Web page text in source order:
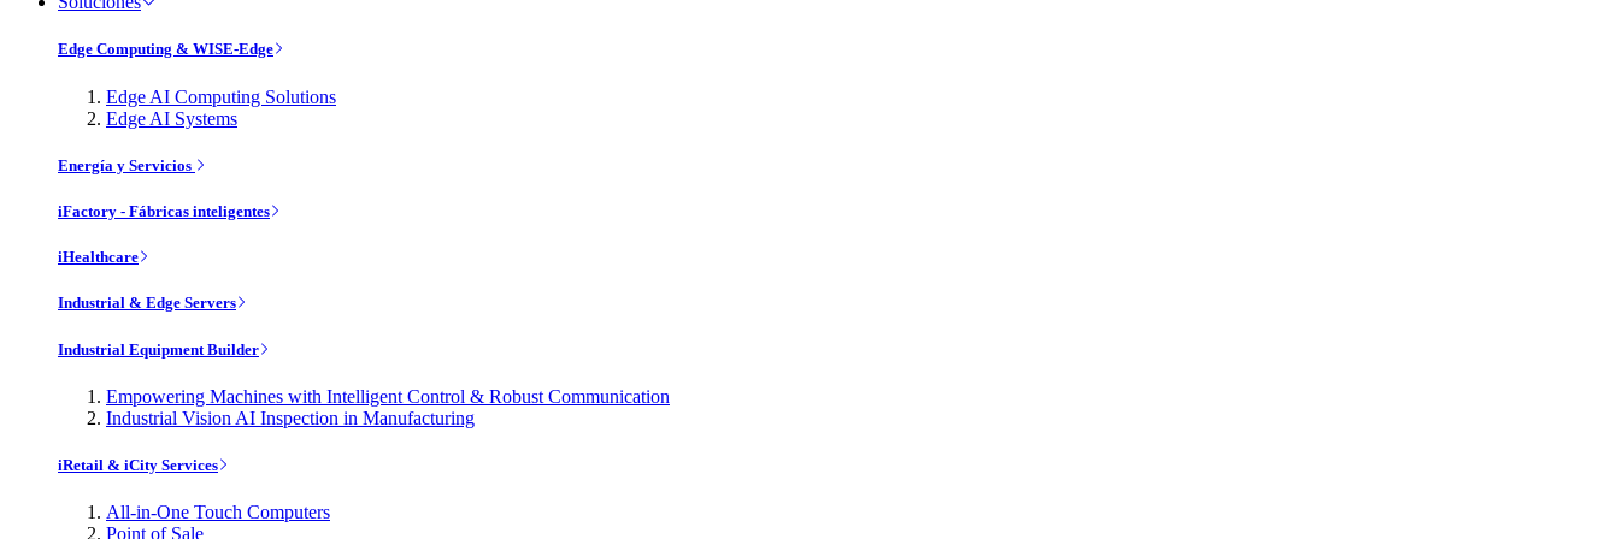
Edge Computing & WISE-Edge
Edge AI Computing Solutions
Edge AI Systems
Energía y Servicios
iFactory - Fábricas inteligentes
iHealthcare
Industrial & Edge Servers
Industrial Equipment Builder
Empowering Machines with Intelligent Control & Robust Communication
Industrial Vision AI Inspection in Manufacturing
iRetail & iCity Services
All-in-One Touch Computers
Point of Sale